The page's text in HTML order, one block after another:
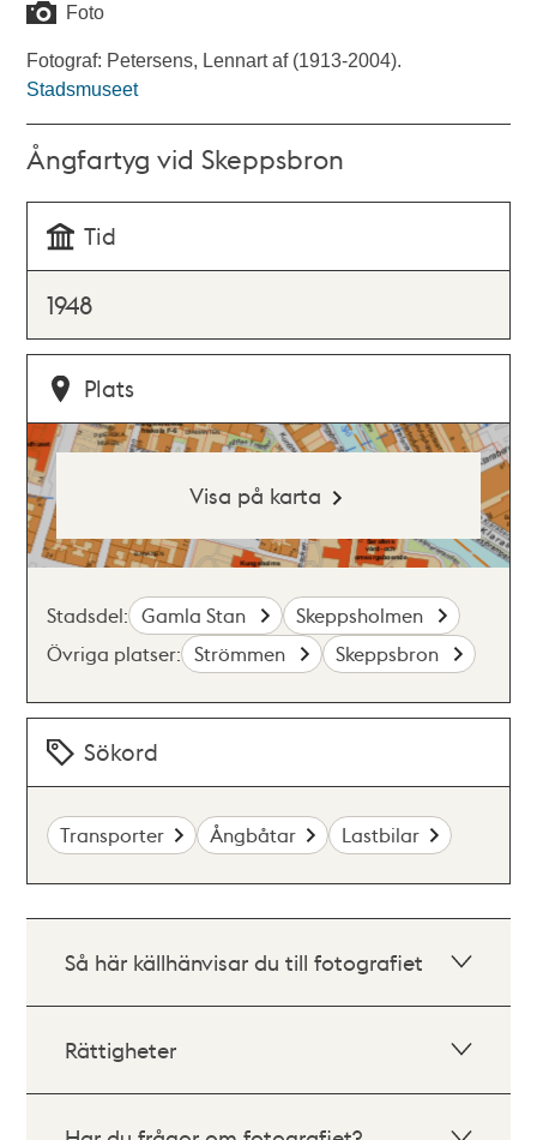
Foto
Fotograf: Petersens, Lennart af (1913-2004).
Stadsmuseet
Ångfartyg vid Skeppsbron
Tid
1948
Plats
Visa på karta
Stadsdel: Gamla Stan
Skeppsholmen
Övriga platser: Strömmen Skeppsbron
Sökord
Transporter Ångbåtar Lastbilar
Så här källhänvisar du till fotografiet
Rättigheter